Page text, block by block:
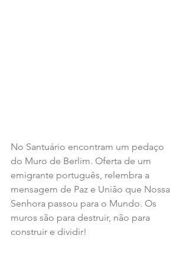
No Santuário encontram um pedaço
do Muro de Berlim. Oferta de um
emigrante português, relembra a
mensagem de Paz e União que Nossa
Senhora passou para o Mundo. Os
muros são para destruir, não para
construir e dividir!